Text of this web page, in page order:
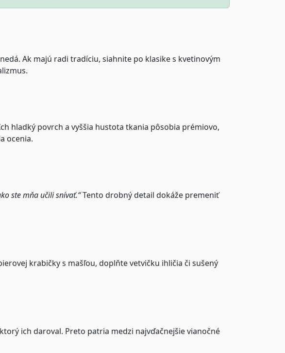
Ak majú radi tradíciu, siahnite po klasike s kvetinovým
hladký povrch a vyššia hustota tkania pôsobia prémiovo,
ocenia.
ste mňa učili snívať.“Tento drobný detail dokáže premeniť
krabičky s mašľou, doplňte vetvičku ihličia či sušený
ich daroval. Preto patria medzi najvďačnejšie vianočné